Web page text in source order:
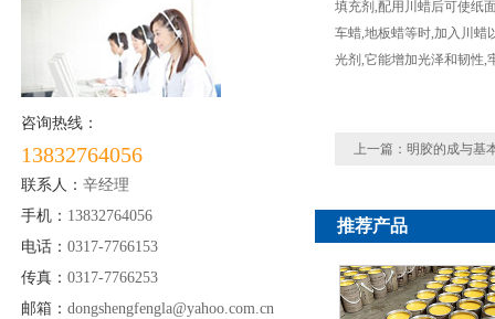
咨询热线：
13832764056
联系人： 辛经理
手机： 13832764056
电话： 0317-7766153
传真： 0317-7766253
邮箱： dongshengfengla@yahoo.com.cn
填充剂,配用川蜡后可使纸
车蜡,地板蜡等时,加入川蜡
光剂,它能增加光泽和韧性,
上一篇：明胶的成与基
推荐产品